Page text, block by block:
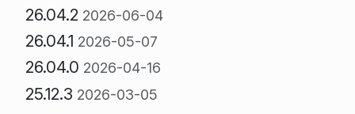
26.04.2 2026-06-04
26.04.1 2026-05-07
26.04.0 2026-04-16
25.12.3 2026-03-05